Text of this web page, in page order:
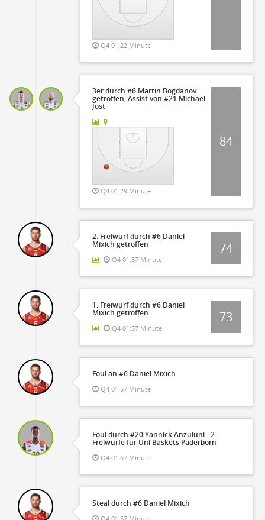
Q4 01:22 Minute
3er durch #6 Martin Bogdanov
getroffen, Assist von #21 Michael
Jost
Q4 01:29 Minute
84
2. Freiwurf durch #6 Daniel
Mixich getroffen
Q4 01:57 Minute
74
1. Freiwurf durch #6 Daniel
Mixich getroffen
Q4 01:57 Minute
73
Foul an #6 Daniel Mixich
Q4 01:57 Minute
Foul durch #20 Yannick Anzuluni - 2
Freiwürfe für Uni Baskets Paderborn
Q4 01:57 Minute
Steal durch #6 Daniel Mixich